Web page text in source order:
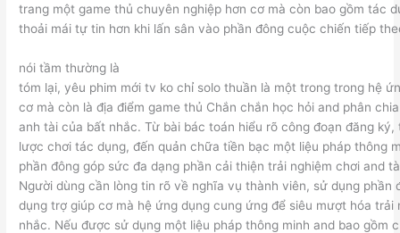
trang một game thủ chuyên nghiệp hơn cơ mà còn bao gồm tác
thoải mái tự tin hơn khi lấn sân vào phần đông cuộc chiến tiếp
nói tầm thường là
tóm lại, yêu phim mới tv ko chỉ solo thuần là một trong trong hệ
cơ mà còn là địa điểm game thủ Chắn chắn học hỏi and phân
anh tài của bất nhắc. Từ bài bác toán hiểu rõ công đoạn đăng
lược chơi tác dụng, đến quản chữa tiền bạc một liệu pháp thông
phần đông góp sức đa dạng phần cải thiện trải nghiệm chơi and
Người dùng cần lòng tin rõ về nghĩa vụ thành viên, sử dụng phần
dụng trợ giúp cơ mà hệ ứng dụng cung ứng để siêu mượt hóa trải
nhắc. Nếu được sử dụng một liệu pháp thông minh and bao gồm